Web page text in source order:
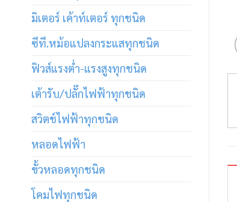
มิเตอร์ เค้าท์เตอร์ ทุกชนิด
ซีที.หม้อแปลงกระแสทุกชนิด
ฟิวส์แรงต่ำ-แรงสูงทุกชนิด
เต้ารับ/ปลั๊กไฟฟ้าทุกชนิด
สวิตช์ไฟฟ้าทุกชนิด
หลอดไฟฟ้า
ขั้วหลอดทุกชนิด
โคมไฟทุกชนิด